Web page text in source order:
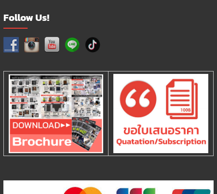
Follow Us!